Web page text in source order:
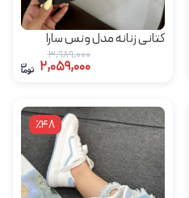
کتانی زنانه مدل ونس سارا
(موجی برند یرفا)3,989,000
2,059,000
٪48